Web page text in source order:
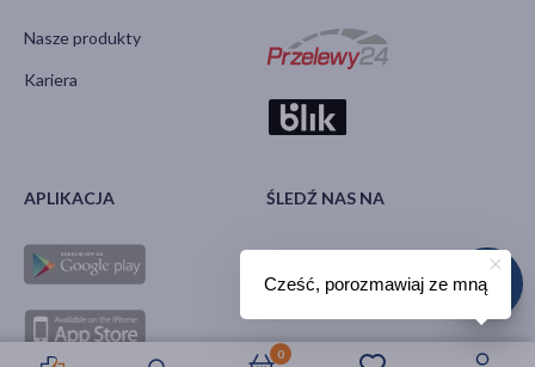
0
Nasze produkty
Kariera
APLIKACJA ŚLEDŹ NAS NA
Cześć, porozmawiaj ze mną